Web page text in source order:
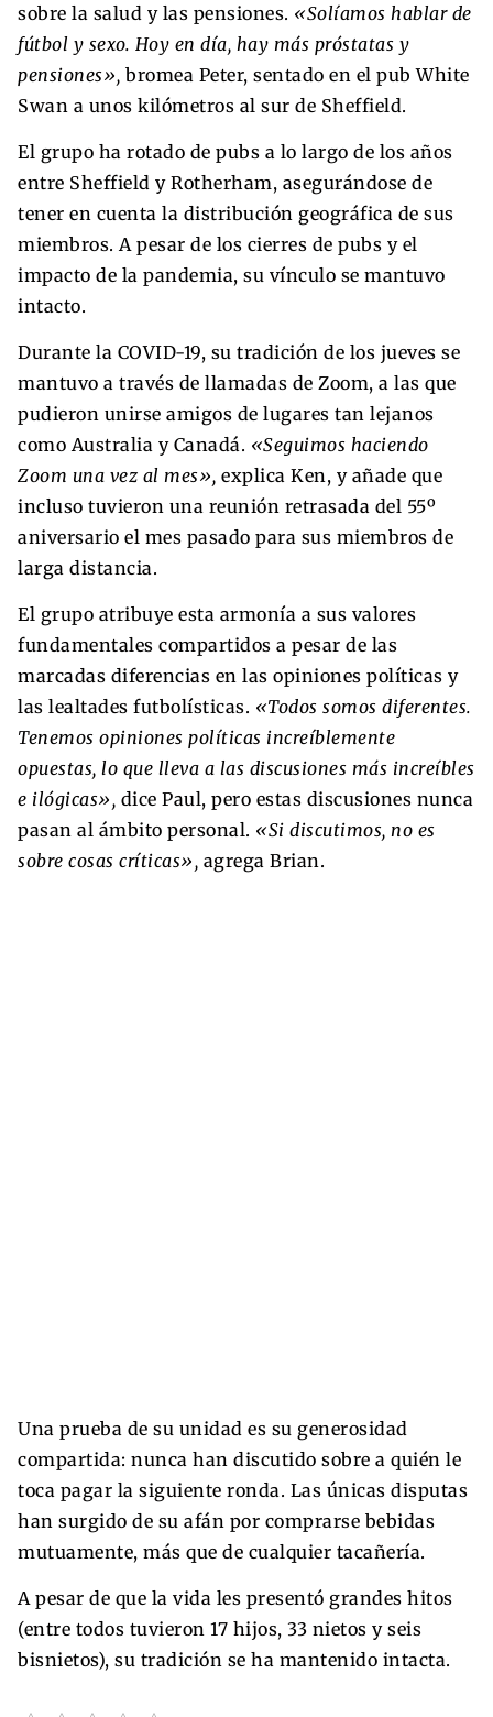
sobre la salud y las pensiones. «Solíamos hablar de
fútbol y sexo. Hoy en día, hay más próstatas y
pensiones», bromea Peter, sentado en el pub White
Swan a unos kilómetros al sur de Sheffield.
El grupo ha rotado de pubs a lo largo de los años
entre Sheffield y Rotherham, asegurándose de
tener en cuenta la distribución geográfica de sus
miembros. A pesar de los cierres de pubs y el
impacto de la pandemia, su vínculo se mantuvo
intacto.
Durante la COVID-19, su tradición de los jueves se
mantuvo a través de llamadas de Zoom, a las que
pudieron unirse amigos de lugares tan lejanos
como Australia y Canadá. «Seguimos haciendo
Zoom una vez al mes», explica Ken, y añade que
incluso tuvieron una reunión retrasada del 55º
aniversario el mes pasado para sus miembros de
larga distancia.
El grupo atribuye esta armonía a sus valores
fundamentales compartidos a pesar de las
marcadas diferencias en las opiniones políticas y
las lealtades futbolísticas. «Todos somos diferentes.
Tenemos opiniones políticas increíblemente
opuestas, lo que lleva a las discusiones más increíbles
e ilógicas», dice Paul, pero estas discusiones nunca
pasan al ámbito personal. «Si discutimos, no es
sobre cosas críticas», agrega Brian.
Una prueba de su unidad es su generosidad
compartida: nunca han discutido sobre a quién le
toca pagar la siguiente ronda. Las únicas disputas
han surgido de su afán por comprarse bebidas
mutuamente, más que de cualquier tacañería.
A pesar de que la vida les presentó grandes hitos
(entre todos tuvieron 17 hijos, 33 nietos y seis
bisnietos), su tradición se ha mantenido intacta.